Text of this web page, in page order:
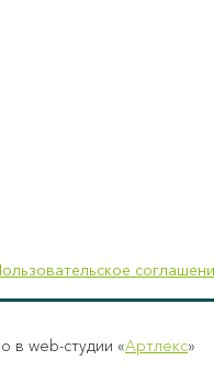
в web-студии «Артлекс»